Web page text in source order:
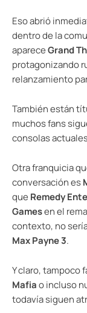
Eso abrió
dentro de la
apareceGrand
protagonizando
relanzamiento
También están
muchos fans
consolas
Otra franquicia
conversación es
que Remedy
Gamesen el
contexto, no
Max Payne 3.
Y claro, tampoco
Mafiao incluso
todavía siguen